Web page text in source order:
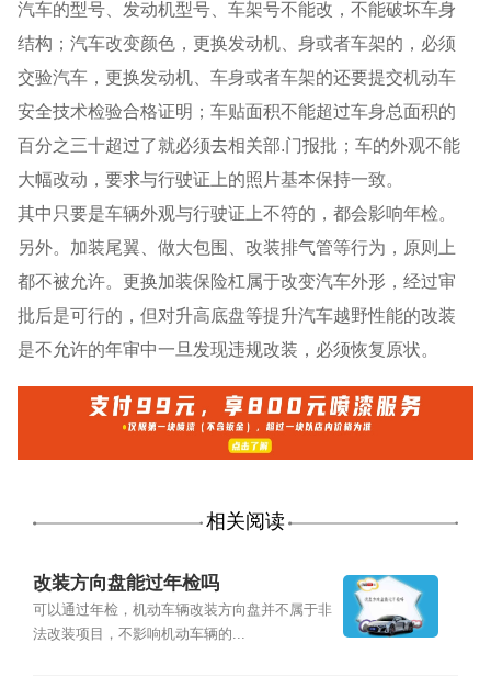
汽车的型号、发动机型号、车架号不能改，不能破坏车身
结构；汽车改变颜色，更换发动机、身或者车架的，必须
交验汽车，更换发动机、车身或者车架的还要提交机动车
安全技术检验合格证明；车贴面积不能超过车身总面积的
百分之三十超过了就必须去相关部.门报批；车的外观不能
大幅改动，要求与行驶证上的照片基本保持一致。
其中只要是车辆外观与行驶证上不符的，都会影响年检。
另外。加装尾翼、做大包围、改装排气管等行为，原则上
都不被允许。更换加装保险杠属于改变汽车外形，经过审
批后是可行的，但对升高底盘等提升汽车越野性能的改装
是不允许的年审中一旦发现违规改装，必须恢复原状。
相关阅读
改装方向盘能过年检吗
可以通过年检，机动车辆改装方向盘并不属于非
法改装项目，不影响机动车辆的...